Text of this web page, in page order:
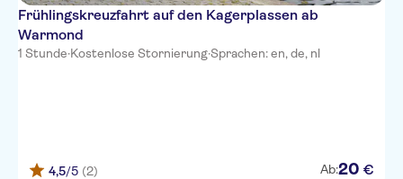
Frühlingskreuzfahrt auf den Kagerplassen ab
Warmond
1 Stunde·Kostenlose Stornierung·Sprachen: en, de, nl
4,5/5 (2) Ab:20 €